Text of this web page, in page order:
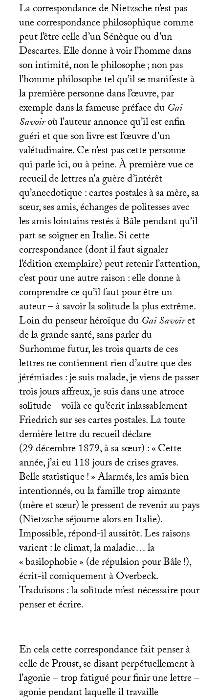
La correspondance de Nietzsche n’est pas
une correspondance philosophique comme
peut l’être celle d’un Sénèque ou d’un
Descartes. Elle donne à voir l’homme dans
son intimité, non le philosophe; non pas
l’homme philosophe tel qu’il se manifeste à
la première personne dans l’œuvre, par
exemple dans la fameuse préface duGai
Savoiroù l’auteur annonce qu’il est enfin
guéri et que son livre est l’œuvre d’un
valétudinaire. Ce n’est pas cette personne
qui parle ici, ou à peine. À première vue ce
recueil de lettres n’a guère d’intérêt
qu’anecdotique : cartes postales à sa mère, sa
sœur, ses amis, échanges de politesses avec
les amis lointains restés à Bâle pendant qu’il
part se soigner en Italie. Si cette
correspondance (dont il faut signaler
l’édition exemplaire) peut retenir l’attention,
c’est pour une autre raison : elle donne à
comprendre ce qu’il faut pour être un
auteur – à savoir la solitude la plus extrême.
Loin du penseur héroïque duGai Savoiret
de la grande santé, sans parler du
Surhomme futur, les trois quarts de ces
lettres ne contiennent rien d’autre que des
jérémiades : je suis malade, je viens de passer
trois jours affreux, je suis dans une atroce
solitude – voilà ce qu’écrit inlassablement
Friedrich sur ses cartes postales. La toute
dernière lettre du recueil déclare
(29 décembre 1879, à sa sœur) : «Cette
année, j’ai eu 118 jours de crises graves.
Belle statistique!» Alarmés, les amis bien
intentionnés, ou la famille trop aimante
(mère et sœur) le pressent de revenir au pays
(Nietzsche séjourne alors en Italie).
Impossible, répond-il aussitôt. Les raisons
varient : le climat, la maladie… la
«basilophobie» (de répulsion pour Bâle!),
écrit-il comiquement à Overbeck.
Traduisons : la solitude m’est nécessaire pour
penser et écrire.
En cela cette correspondance fait penser à
celle de Proust, se disant perpétuellement à
l’agonie – trop fatigué pour finir une lettre –